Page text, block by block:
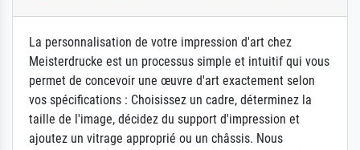
La personnalisation de votre impression d'art chez
Meisterdrucke est un processus simple et intuitif qui vous
permet de concevoir une œuvre d'art exactement selon
vos spécifications : Choisissez un cadre, déterminez la
taille de l'image, décidez du support d'impression et
ajoutez un vitrage approprié ou un châssis. Nous